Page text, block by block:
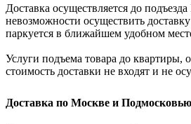
Доставка осуществляется до
невозможности осуществить
паркуется в ближайшем удобном
Услуги подъема товара до квартиры,
стоимость доставки не входят и не
Доставка по Москве и Подмосковью